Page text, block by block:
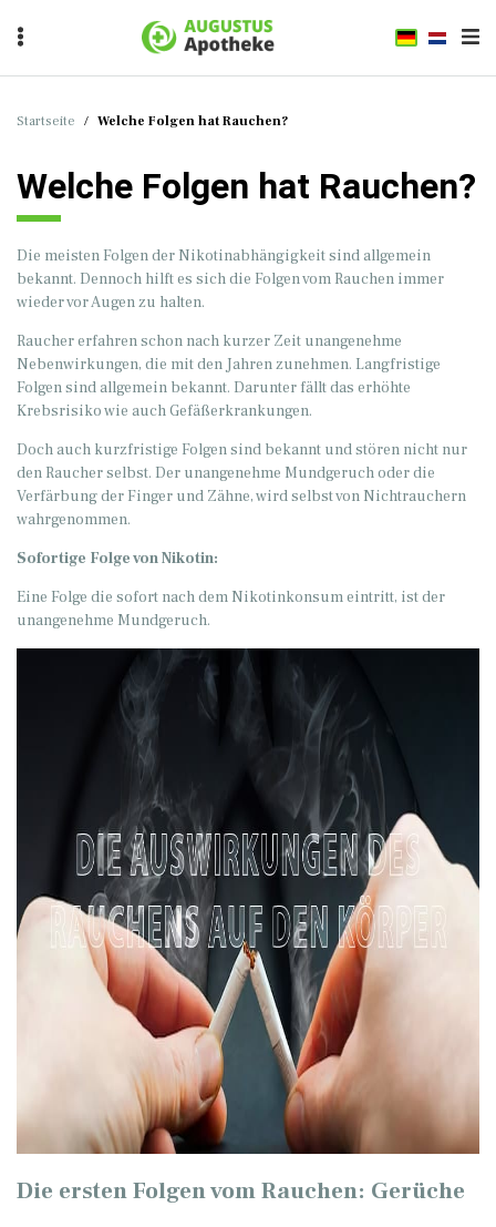
Startseite / Welche Folgen hat Rauchen?
Welche Folgen hat Rauchen?
Die meisten Folgen der Nikotinabhängigkeit sind allgemein
bekannt. Dennoch hilft es sich die Folgen vom Rauchen immer
wieder vor Augen zu halten.
Raucher erfahren schon nach kurzer Zeit unangenehme
Nebenwirkungen, die mit den Jahren zunehmen. Langfristige
Folgen sind allgemein bekannt. Darunter fällt das erhöhte
Krebsrisiko wie auch Gefäßerkrankungen.
Doch auch kurzfristige Folgen sind bekannt und stören nicht nur
den Raucher selbst. Der unangenehme Mundgeruch oder die
Verfärbung der Finger und Zähne, wird selbst von Nichtrauchern
wahrgenommen.
Sofortige Folge von Nikotin:
Eine Folge die sofort nach dem Nikotinkonsum eintritt, ist der
unangenehme Mundgeruch.
Die ersten Folgen vom Rauchen: Gerüche